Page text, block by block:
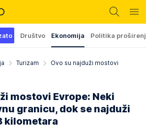
Društvo Ekonomija Politika
Turizam
Ovo su najduži mostovi
mostovi Evrope: Neki
granicu, dok se najduži
kilometara